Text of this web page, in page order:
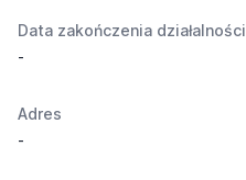
Data zakończenia działalności
-
Adres
-